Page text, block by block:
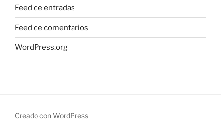
Feed de entradas
Feed de comentarios
WordPress.org
Creado con WordPress